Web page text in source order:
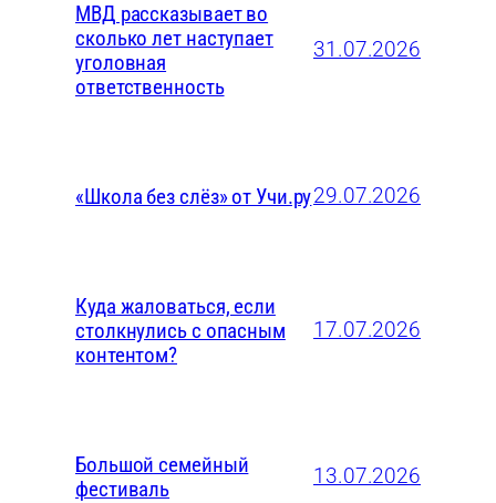
МВД рассказывает во
сколько лет наступает
уголовная
ответственность
31.07.2026
«Школа без слёз» от Учи.ру29.07.2026
Куда жаловаться, если
столкнулись с опасным
контентом?
17.07.2026
Большой семейный
фестиваль
13.07.2026